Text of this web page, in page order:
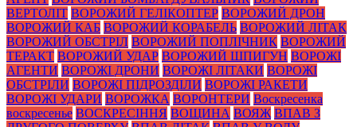
ВЕРТОЛІТ ВОРОЖИЙ ГЕЛІКОПТЕР ВОРОЖИЙ ДРОН
ВОРОЖИЙ КАБ ВОРОЖИЙ КОРАБЕЛЬ ВОРОЖИЙ ЛІТАК
ВОРОЖИЙ ОБСТРІЛ ВОРОЖИЙ ПОПЛІЧНИК ВОРОЖИЙ
ТЕРАКТ ВОРОЖИЙ УДАР ВОРОЖИЙ ШПИГУН ВОРОЖІ
АГЕНТИ ВОРОЖІ ДРОНИ ВОРОЖІ ЛІТАКИ ВОРОЖІ
ОБСТРІЛИ ВОРОЖІ ПІДРОЗДІЛИ ВОРОЖІ РАКЕТИ
ВОРОЖІ УДАРИ ВОРОЖКА ВОРОНТЕРИ Воскресенка
воскресенье ВОСКРЕСІННЯ ВОЩИНА ВОЯЖ ВПАВ З